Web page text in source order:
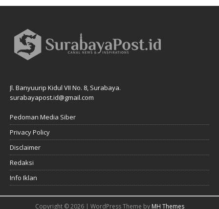
Jl. Banyuurip Kidul VII No. 8, Surabaya.
surabayapost.id@gmail.com
Pedoman Media Siber
Privacy Policy
Disclaimer
Redaksi
Info Iklan
Copyright © 2026 | WordPress Theme by MH Themes